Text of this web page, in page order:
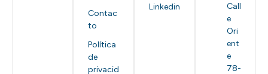
Contac
to
Política
de
privacid
Linkedin
Call
e
Ori
ent
e
78-